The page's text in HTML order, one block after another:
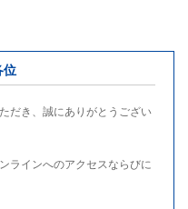
位
だき、誠にありがとうござい
ラインへのアクセスならびに